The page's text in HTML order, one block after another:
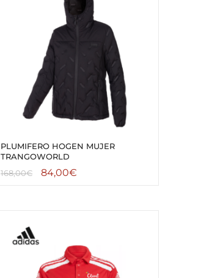
PLUMIFERO HOGEN MUJER
TRANGOWORLD
168,00€ 84,00€